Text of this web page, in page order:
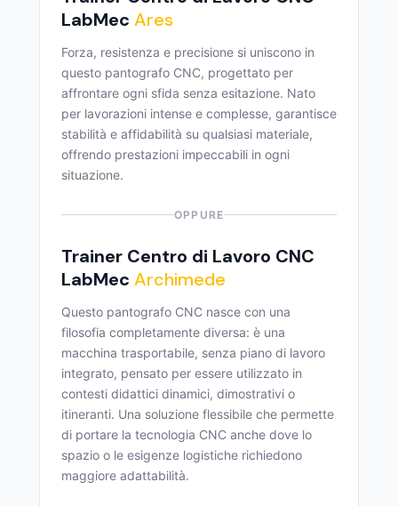
LabMec Ares
Forza, resistenza e precisione si uniscono in
questo pantografo CNC, progettato per
affrontare ogni sfida senza esitazione. Nato
per lavorazioni intense e complesse, garantisce
stabilità e affidabilità su qualsiasi materiale,
offrendo prestazioni impeccabili in ogni
situazione.
OPPURE
Trainer Centro di Lavoro CNC
LabMec Archimede
Questo pantografo CNC nasce con una
filosofia completamente diversa: è una
macchina trasportabile, senza piano di lavoro
integrato, pensato per essere utilizzato in
contesti didattici dinamici, dimostrativi o
itineranti. Una soluzione flessibile che permette
di portare la tecnologia CNC anche dove lo
spazio o le esigenze logistiche richiedono
maggiore adattabilità.